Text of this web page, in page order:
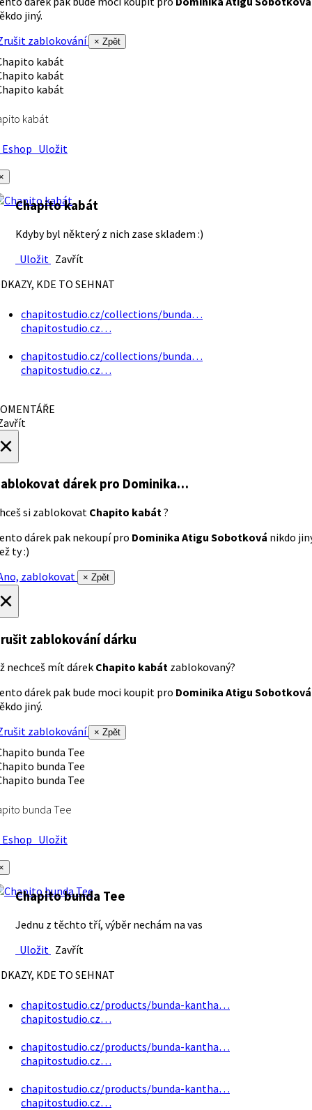
jiný.
zablokování
× Zpět
kabát
Uložit
Chapito kabát
Kdyby byl některý z nich zase skladem :)
Uložit Zavřít
KDE TO SEHNAT
chapitostudio.cz/collections/bunda…
chapitostudio.cz…
chapitostudio.cz/collections/bunda…
chapitostudio.cz…
dárek pro Dominika…
si zablokovat Chapito kabát ?
dárek pak nekoupí pro Dominika Atigu Sobotková nikdo
ty :)
zablokovat
× Zpět
zablokování dárku
nechceš mít dárek Chapito kabát zablokovaný?
dárek pak bude moci koupit pro Dominika Atigu Sobotková
jiný.
zablokování
× Zpět
bunda Tee
Uložit
Chapito bunda Tee
Jednu z těchto tří, výběr nechám na vas
Uložit Zavřít
KDE TO SEHNAT
chapitostudio.cz/products/bunda-kantha…
chapitostudio.cz…
chapitostudio.cz/products/bunda-kantha…
chapitostudio.cz…
chapitostudio.cz/products/bunda-kantha…
chapitostudio.cz…